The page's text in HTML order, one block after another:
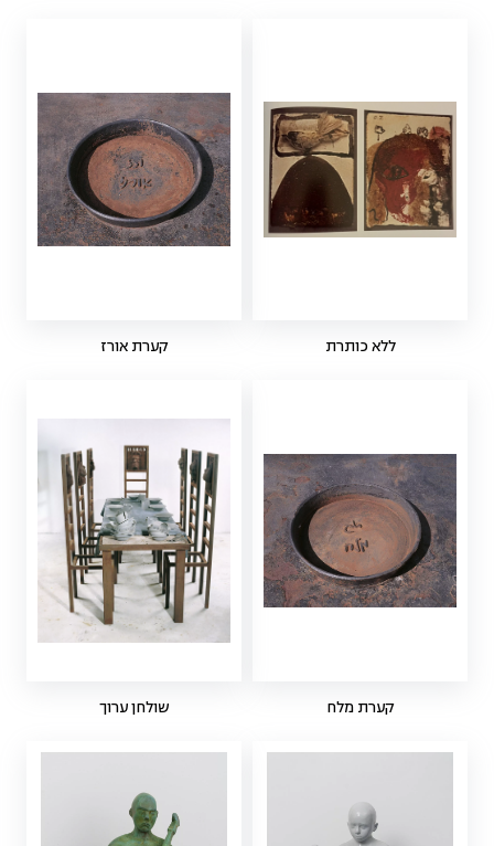
ללא כותרת קערת אורז
קערת מלח שולחן ערוך